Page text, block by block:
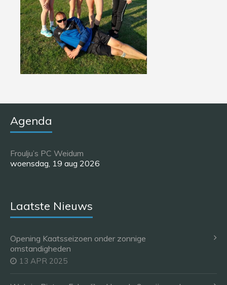
Agenda
Froulju’s PC Weidum
woensdag, 19 aug 2026
Laatste Nieuws
Opening Kaatsseizoen onder zonnige
omstandigheden
13 APR 2025